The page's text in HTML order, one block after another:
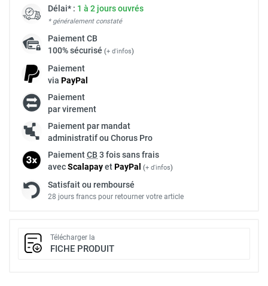
Délai* : 1 à 2 jours ouvrés
* généralement constaté
PaiementCB
100% sécurisé (+ d'infos)
Paiement
via PayPal
Paiement
par virement
Paiement par mandat
administratif ou Chorus Pro
PaiementCB 3 fois sans frais
avecScalapayetPayPal (+ d'infos)
Satisfait ou remboursé
28 jours francs pour retourner votre article
Télécharger la
FICHE PRODUIT